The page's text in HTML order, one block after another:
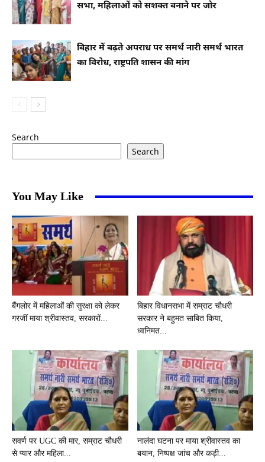
सभा, महिलाओं को सशक्त बनाने पर जोर
बिहार में बढ़ते अपराध पर समर्थ नारी समर्थ भारत
का विरोध, राष्ट्रपति शासन की मांग
Search
Search
You May Like
बैंगलोर में महिलाओं की सुरक्षा को लेकर
गरजीं माया श्रीवास्तव, सरकारों...
बिहार विधानसभा में सम्राट चौधरी
सरकार ने बहुमत साबित किया,
ध्वनिमत...
सवर्ण पर UGC की मार, सम्राट चौधरी
से प्यार और महिला...
नालंदा घटना पर माया श्रीवास्तव का
बयान, निष्पक्ष जांच और कड़ी...